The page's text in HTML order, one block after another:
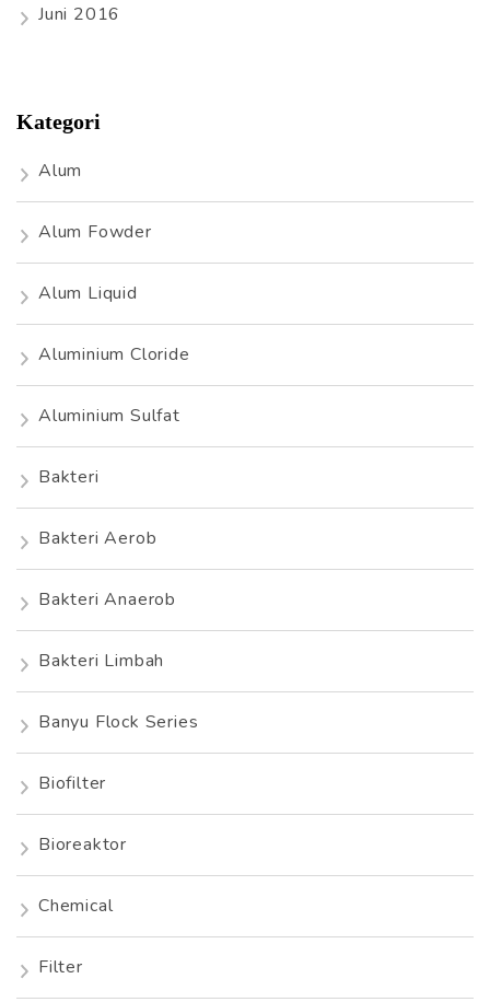
Juni 2016
Kategori
Alum
Alum Fowder
Alum Liquid
Aluminium Cloride
Aluminium Sulfat
Bakteri
Bakteri Aerob
Bakteri Anaerob
Bakteri Limbah
Banyu Flock Series
Biofilter
Bioreaktor
Chemical
Filter